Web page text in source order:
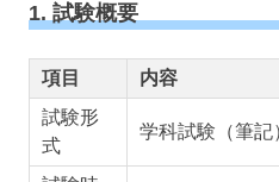
1. 試験概要
項目
内容
試験形
式
学科試験（筆記